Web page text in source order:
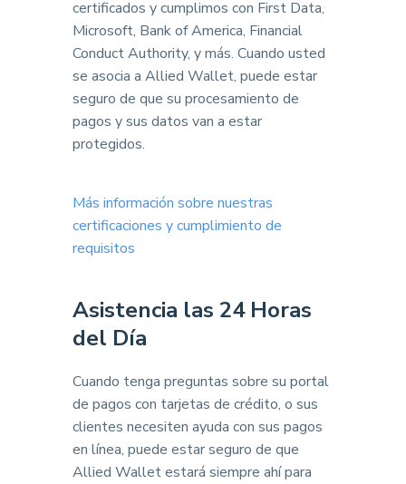
certificados y cumplimos con First Data,
Microsoft, Bank of America, Financial
Conduct Authority, y más. Cuando usted
se asocia a Allied Wallet, puede estar
seguro de que su procesamiento de
pagos y sus datos van a estar
protegidos.
Más información sobre nuestras
certificaciones y cumplimiento de
requisitos
Asistencia las 24 Horas
del Día
Cuando tenga preguntas sobre su portal
de pagos con tarjetas de crédito, o sus
clientes necesiten ayuda con sus pagos
en línea, puede estar seguro de que
Allied Wallet estará siempre ahí para